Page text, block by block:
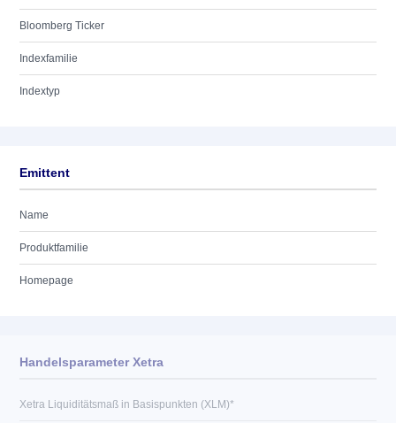
Bloomberg Ticker
Indexfamilie
Indextyp
Emittent
Name
Produktfamilie
Homepage
Handelsparameter Xetra
Xetra Liquiditätsmaß in Basispunkten (XLM)*